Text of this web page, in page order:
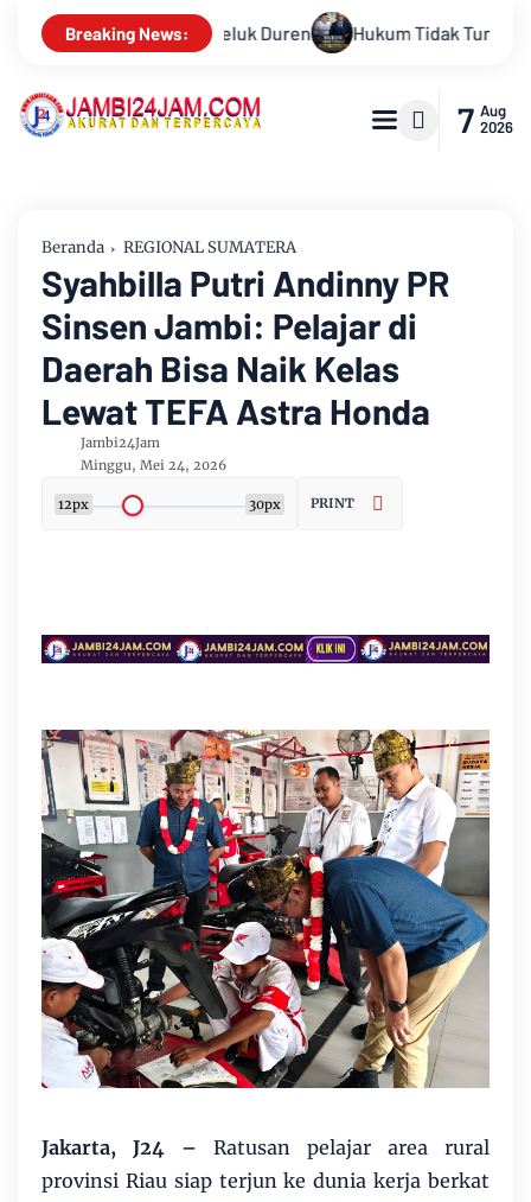
Breaking News:
Tidak Tunduk pada Persepsi: Kritik Terhadap Monopoli
7 Aug
2026
Beranda REGIONAL SUMATERA
Syahbilla Putri Andinny PR
Sinsen Jambi: Pelajar di
Daerah Bisa Naik Kelas
Lewat TEFA Astra Honda
Jambi24Jam
Minggu, Mei 24, 2026
12px 30px PRINT
Jakarta, J24 – Ratusan pelajar area rural
provinsi Riau siap terjun ke dunia kerja berkat